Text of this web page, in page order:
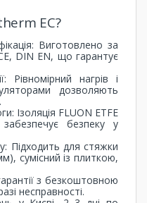
EC?
Виготовлено за
DIN EN, що гарантує
Рівномірний нагрів і
дозволяють
Ізоляція FLUON ETFE
безпеку у
Підходить для стяжки
сумісний із плиткою,
з безкоштовною
несправності.